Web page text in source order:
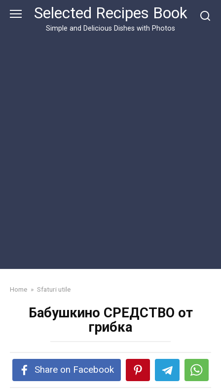
Selected Recipes Book
Simple and Delicious Dishes with Photos
Home » Sfaturi utile
Бабушкино СРЕДСТВО от
грибка
Share on Facebook